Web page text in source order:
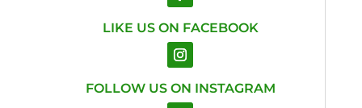
LIKE US ON FACEBOOK
FOLLOW US ON INSTAGRAM